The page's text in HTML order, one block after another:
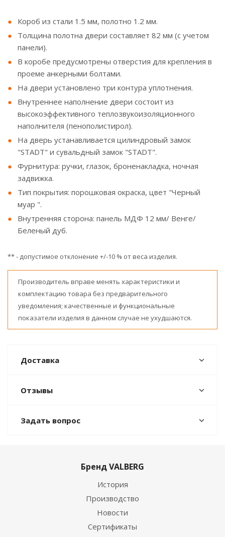
Короб из стали 1.5 мм, полотно 1.2 мм.
Толщина полотна двери составляет 82 мм (с учетом
панели).
В коробе предусмотрены отверстия для крепления в
проеме анкерными болтами.
На двери установлено три контура уплотнения.
Внутреннее наполнение двери состоит из
высокоэффективного теплозвукоизоляционного
наполнителя (пенополистирол).
На дверь устанавливается цилиндровый замок
"STADT" и сувальдный замок "STADT".
Фурнитура: ручки, глазок, броненакладка, ночная
задвижка.
Тип покрытия: порошковая окраска, цвет "Черный
муар ".
Внутренняя сторона: панель МДФ 12 мм/ Венге/
Беленый дуб.
** - допустимое отклонение +/-10 % от веса изделия.
Производитель вправе менять характеристики и
комплектацию товара без предварительного
уведомления; качественные и функциональные
показатели изделия в данном случае не ухудшаются.
Доставка
Отзывы
Задать вопрос
Бренд VALBERG
История
Производство
Новости
Сертификаты